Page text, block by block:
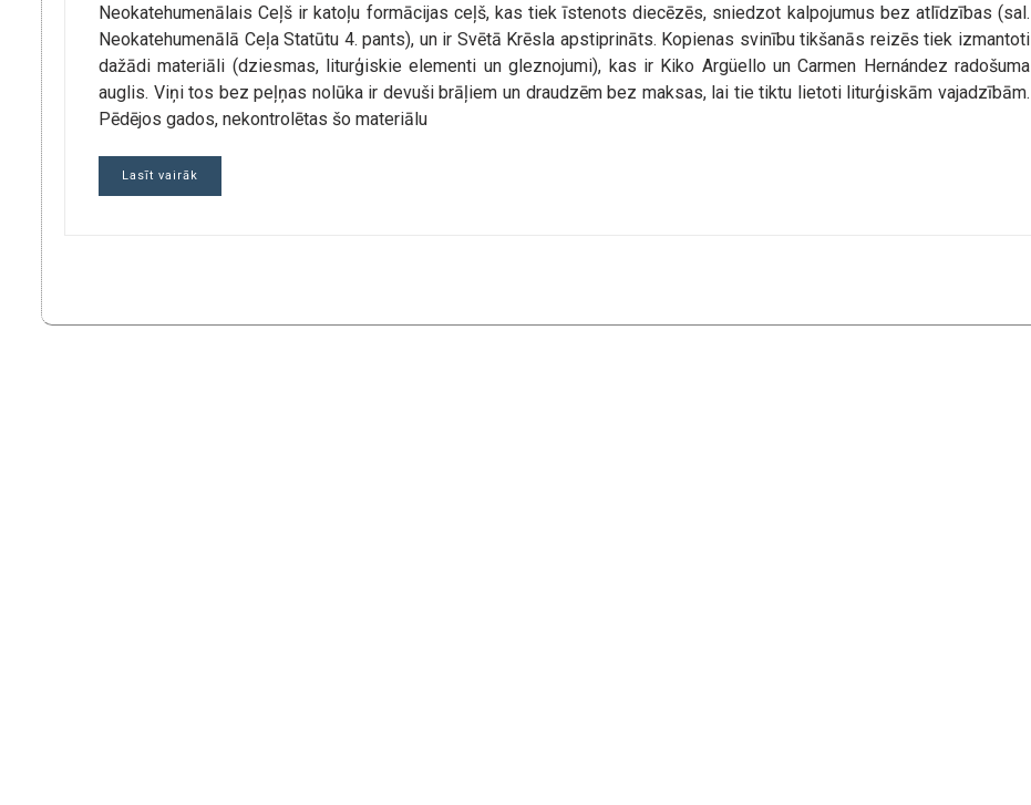
Neokatehumenālais Ceļš ir katoļu formācijas ceļš, kas tiek īstenots diecēzēs, sniedzot kalpojumus bez atlīdzības (sal.
Neokatehumenālā Ceļa Statūtu 4. pants), un ir Svētā Krēsla apstiprināts. Kopienas svinību tikšanās reizēs tiek izmantoti
dažādi materiāli (dziesmas, liturģiskie elementi un gleznojumi), kas ir Kiko Argüello un Carmen Hernández radošuma
auglis. Viņi tos bez peļņas nolūka ir devuši brāļiem un draudzēm bez maksas, lai tie tiktu lietoti liturģiskām vajadzībām.
Pēdējos gados, nekontrolētas šo materiālu
Lasīt vairāk